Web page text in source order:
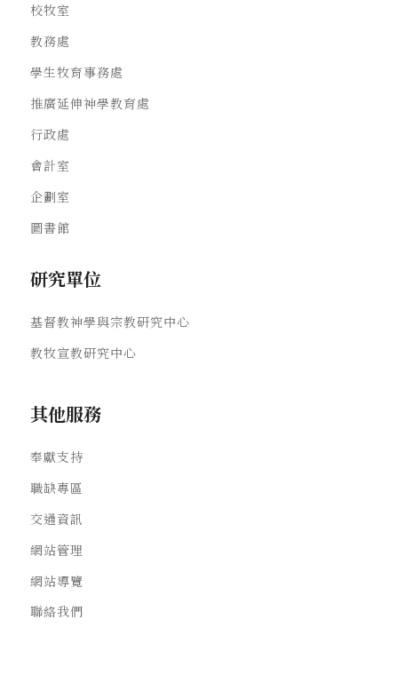
校牧室
教務處
學生牧育事務處
推廣延伸神學教育處
行政處
會計室
企劃室
圖書館
研究單位
基督教神學與宗教研究中心
教牧宣教研究中心
其他服務
奉獻支持
職缺專區
交通資訊
網站管理
網站導覽
聯絡我們